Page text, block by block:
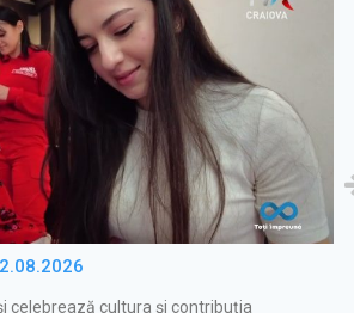
celebrează cultura și contribuția